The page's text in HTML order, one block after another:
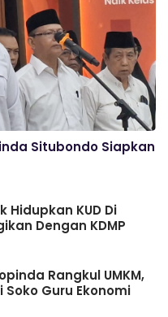
Situbondo Siapkan
Hidupkan KUD Di
Dengan KDMP
Rangkul UMKM,
Guru Ekonomi